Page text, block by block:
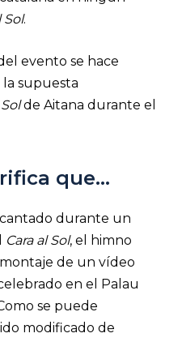
Sol.
evento se hace
supuesta
Solde Aitana durante el
que…
durante un
Cara al Sol, el himno
de un vídeo
en el Palau
se puede
modificado de